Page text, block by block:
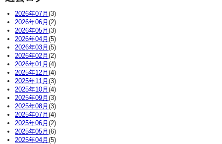
2026年07月 (3)
2026年06月 (2)
2026年05月 (3)
2026年04月 (5)
2026年03月 (5)
2026年02月 (2)
2026年01月 (4)
2025年12月 (4)
2025年11月 (3)
2025年10月 (4)
2025年09月 (3)
2025年08月 (3)
2025年07月 (4)
2025年06月 (2)
2025年05月 (6)
2025年04月 (5)